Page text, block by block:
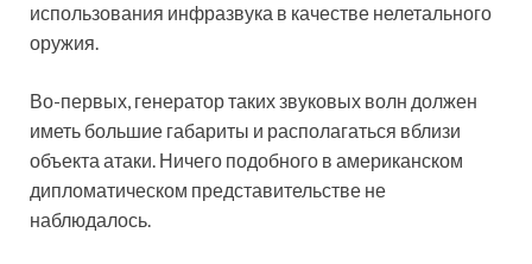
использования инфразвука в качестве нелетального
оружия.
Во-первых, генератор таких звуковых волн должен
иметь большие габариты и располагаться вблизи
объекта атаки. Ничего подобного в американском
дипломатическом представительстве не
наблюдалось.